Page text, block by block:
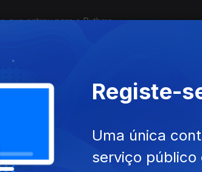
que entrou para o Rythmn
Registe-
Uma única
serviço público